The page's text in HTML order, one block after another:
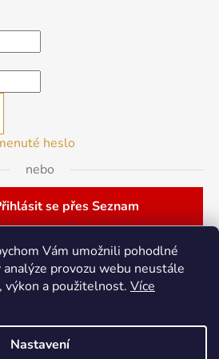
Vám umožnili pohodlné
provozu webu neustále
výkon a použitelnost. Více
Nastavení
heslo
nebo
se přes Seznam
aja.cz